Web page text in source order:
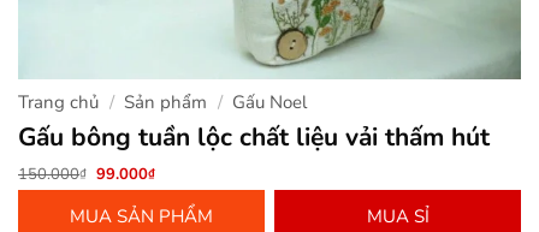
Trang chủ / Sản phẩm / Gấu Noel
Gấu bông tuần lộc chất liệu vải thấm hút
150.000₫ Giá
gốc
là:
150.000₫.
99.000₫Giá
hiện
tại
là:
MUA SẢN PHẨM MUA SỈ